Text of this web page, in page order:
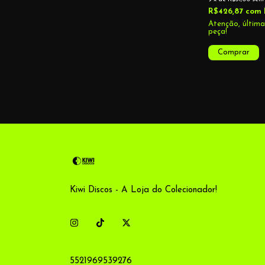
LP]
R$426,87 com
Atenção, última
peça!
Kiwi Discos - A Loja do Colecionador!
5521969539276